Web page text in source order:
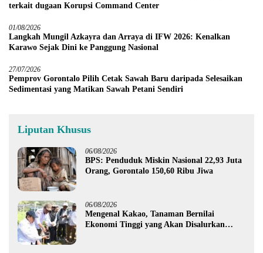
terkait dugaan Korupsi Command Center
01/08/2026
Langkah Mungil Azkayra dan Arraya di IFW 2026: Kenalkan
Karawo Sejak Dini ke Panggung Nasional
27/07/2026
Pemprov Gorontalo Pilih Cetak Sawah Baru daripada Selesaikan
Sedimentasi yang Matikan Sawah Petani Sendiri
Liputan Khusus
06/08/2026
BPS: Penduduk Miskin Nasional 22,93 Juta
Orang, Gorontalo 150,60 Ribu Jiwa
06/08/2026
Mengenal Kakao, Tanaman Bernilai
Ekonomi Tinggi yang Akan Disalurkan